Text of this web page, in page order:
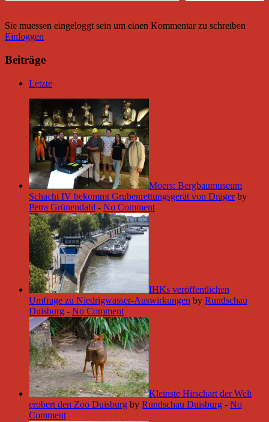
Sie muessen eingeloggt sein um einen Kommentar zu schreiben
Einloggen
Beiträge
Letzte
Moers: Bergbaumuseum
Schacht IV bekommt Grubenrettungsgerät von Dräger by
Petra Grünendahl - No Comment
IHKs veröffentlichen
Umfrage zu Niedrigwasser-Auswirkungen by Rundschau
Duisburg - No Comment
Kleinste Hirschart der Welt
erobert den Zoo Duisburg by Rundschau Duisburg - No
Comment